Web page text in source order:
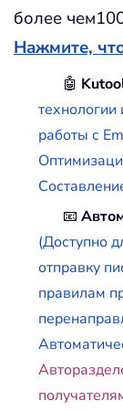
более
Нажмите,
🤖
технологии
работы с
📧
(Доступно
отправку
правилам